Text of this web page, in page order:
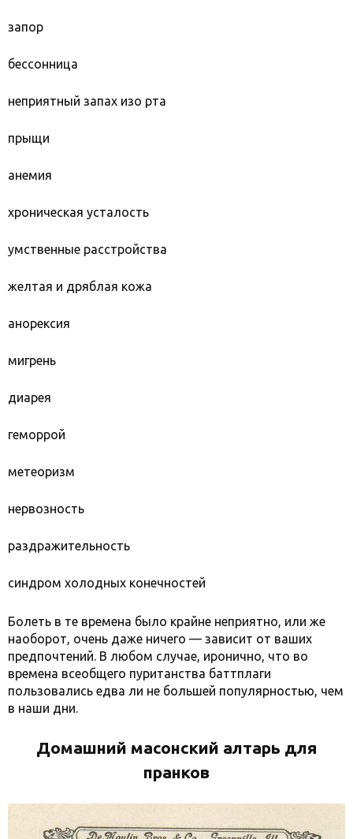
запор
бессонница
неприятный запах изо рта
прыщи
анемия
хроническая усталость
умственные расстройства
желтая и дряблая кожа
анорексия
мигрень
диарея
геморрой
метеоризм
нервозность
раздражительность
синдром холодных конечностей
Болеть в те времена было крайне неприятно, или же
наоборот, очень даже ничего — зависит от ваших
предпочтений. В любом случае, иронично, что во
времена всеобщего пуританства баттплаги
пользовались едва ли не большей популярностью, чем
в наши дни.
Домашний масонский алтарь для
пранков